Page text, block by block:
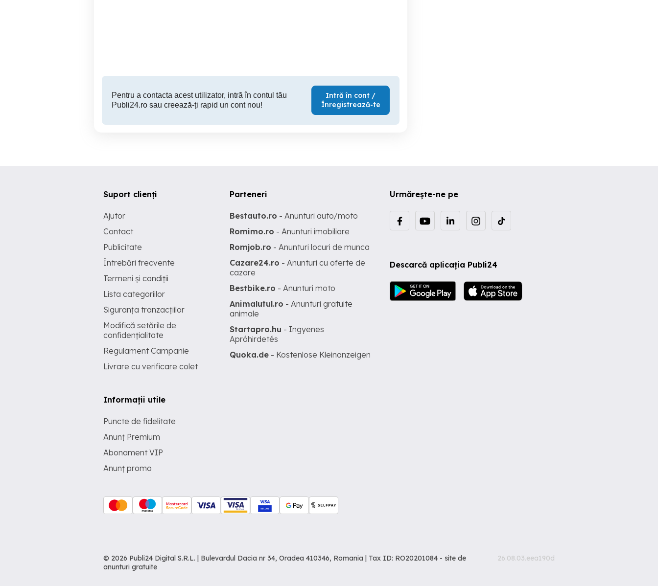
Pentru a contacta acest utilizator, intră în contul tău
Publi24.ro sau creează-ți rapid un cont nou!
Intră în cont /
Înregistrează-te
Urmărește-ne pe
Descarcă aplicația Publi24
Suport clienți
Ajutor
Contact
Publicitate
Întrebări frecvente
Termeni și condiții
Lista categoriilor
Siguranța tranzacțiilor
Modifică setările de
confidențialitate
Regulament Campanie
Livrare cu verificare colet
Informații utile
Puncte de fidelitate
Anunț Premium
Abonament VIP
Anunț promo
Parteneri
Bestauto.ro - Anunturi auto/moto
Romimo.ro - Anunturi imobiliare
Romjob.ro - Anunturi locuri de munca
Cazare24.ro - Anunturi cu oferte de
cazare
Bestbike.ro - Anunturi moto
Animalutul.ro - Anunturi gratuite
animale
Startapro.hu - Ingyenes
Apróhirdetés
Quoka.de - Kostenlose Kleinanzeigen
© 2026 Publi24 Digital S.R.L. | Bulevardul Dacia nr 34, Oradea 410346, Romania | Tax ID: RO20201084 - site de
anunturi gratuite
26.08.03.eea190d